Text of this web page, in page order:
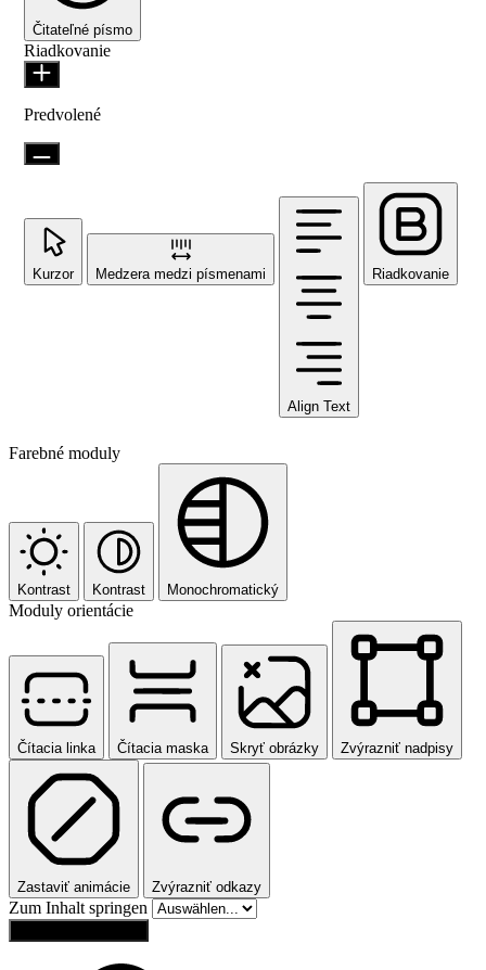
Čitateľné písmo
Riadkovanie
Predvolené
Kurzor Medzera medzi písmenami
Align Text
Riadkovanie
Farebné moduly
Kontrast Kontrast Monochromatický
Moduly orientácie
Čítacia linka Čítacia maska Skryť obrázky Zvýrazniť nadpisy
Zastaviť animácie Zvýrazniť odkazy
Zum Inhalt springen